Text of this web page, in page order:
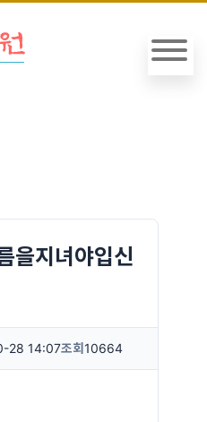
을지녀야입신
28 14:07조회 10664